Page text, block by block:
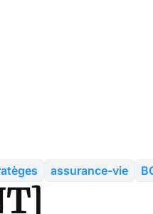
assurance-vie